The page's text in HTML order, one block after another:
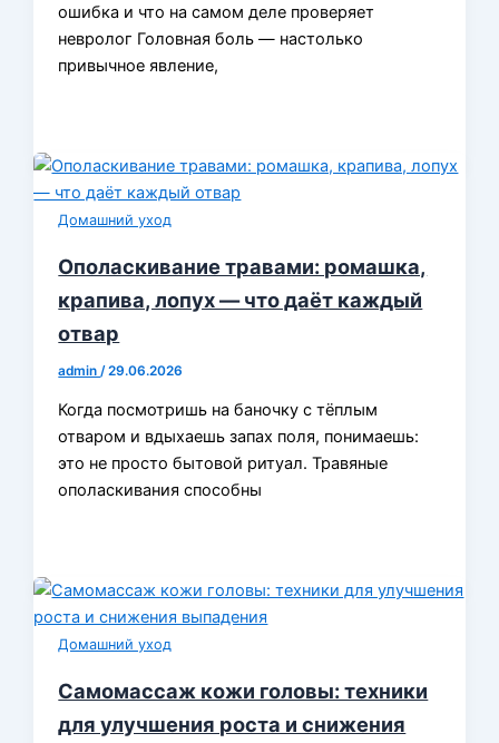
ошибка и что на самом деле проверяет
невролог Головная боль — настолько
привычное явление,
Домашний уход
Ополаскивание травами: ромашка,
крапива, лопух — что даёт каждый
отвар
admin /29.06.2026
Когда посмотришь на баночку с тёплым
отваром и вдыхаешь запах поля, понимаешь:
это не просто бытовой ритуал. Травяные
ополаскивания способны
Домашний уход
Самомассаж кожи головы: техники
для улучшения роста и снижения